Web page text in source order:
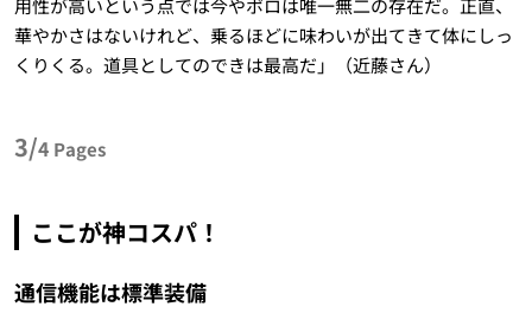
用性が高いという点では今やポロは唯一無二の存在だ。正直、
華やかさはないけれど、乗るほどに味わいが出てきて体にしっ
くりくる。道具としてのできは最高だ」（近藤さん）
3/4 Pages
ここが神コスパ！
通信機能は標準装備